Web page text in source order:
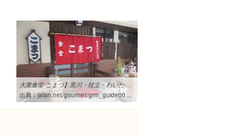
大衆食堂 こまつ】黒川・杖立・わいた・その他和食 - じゃらんnet
出典：jalan.net/gourmet/grm_guide000000178850